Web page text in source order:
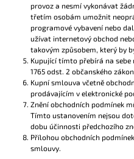
provoz a nesmí vykonávat
třetím osobám umožnit
programové vybavení nebo
užívat internetový obchod
takovým způsobem, který by
Kupující tímto přebírá na sebe
1765 odst. 2 občanského
Kupní smlouva včetně
prodávajícím v elektronické
Znění obchodních podmínek
Tímto ustanovením nejsou
dobu účinnosti předchozího
Přílohou obchodních
smlouvy.